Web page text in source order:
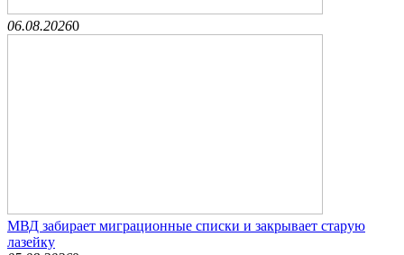
06.08.20260
МВД забирает миграционные списки и закрывает старую
лазейку